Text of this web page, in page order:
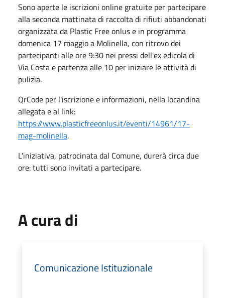
Sono aperte le iscrizioni online gratuite per partecipare
alla seconda mattinata di raccolta di rifiuti abbandonati
organizzata da Plastic Free onlus e in programma
domenica 17 maggio a Molinella, con ritrovo dei
partecipanti alle ore 9:30 nei pressi dell'ex edicola di
Via Costa e partenza alle 10 per iniziare le attività di
pulizia.
QrCode per l'iscrizione e informazioni, nella locandina
allegata e al link:
https://www.plasticfreeonlus.it/eventi/14961/17-
mag-molinella.
L'iniziativa, patrocinata dal Comune, durerà circa due
ore: tutti sono invitati a partecipare.
A cura di
Comunicazione Istituzionale